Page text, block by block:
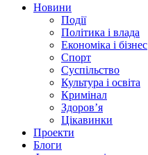
Новини
Події
Політика і влада
Економіка і бізнес
Спорт
Суспільство
Культура і освіта
Кримінал
Здоров’я
Цікавинки
Проекти
Блоги